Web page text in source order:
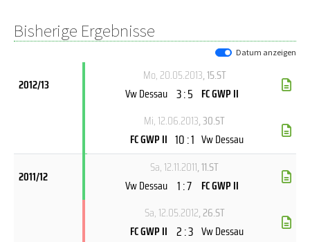
Bisherige Ergebnisse
Datum anzeigen
2012/13
Mo, 20.05.2013, 15.ST
Vw Dessau 3 : 5 FC GWP II
Mi, 12.06.2013, 30.ST
FC GWP II 10 : 1 Vw Dessau
2011/12
Sa, 12.11.2011, 11.ST
Vw Dessau 1 : 7 FC GWP II
Sa, 12.05.2012, 26.ST
FC GWP II 2 : 3 Vw Dessau